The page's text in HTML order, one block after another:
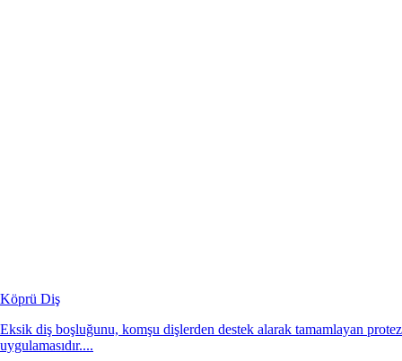
Köprü Diş
Eksik diş boşluğunu, komşu dişlerden destek alarak tamamlayan protez
uygulamasıdır....